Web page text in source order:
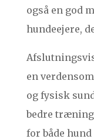
også en god
hundeejere,
en
og fysisk
bedre
for både